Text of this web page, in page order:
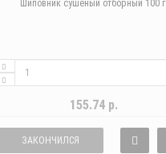
Шиповник сушеный отборный 100 г
155.74 р.
ЗАКОНЧИЛСЯ